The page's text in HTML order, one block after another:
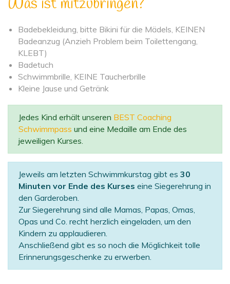
Was ist mitzubringen?
Badebekleidung, bitte Bikini für die Mädels, KEINEN
Badeanzug (Anzieh Problem beim Toilettengang,
KLEBT)
Badetuch
Schwimmbrille, KEINE Taucherbrille
Kleine Jause und Getränk
Jedes Kind erhält unseren BEST Coaching
Schwimmpass und eine Medaille am Ende des
jeweiligen Kurses.
Jeweils am letzten Schwimmkurstag gibt es 30
Minuten vor Ende des Kurses eine Siegerehrung in
den Garderoben.
Zur Siegerehrung sind alle Mamas, Papas, Omas,
Opas und Co. recht herzlich eingeladen, um den
Kindern zu applaudieren.
Anschließend gibt es so noch die Möglichkeit tolle
Erinnerungsgeschenke zu erwerben.